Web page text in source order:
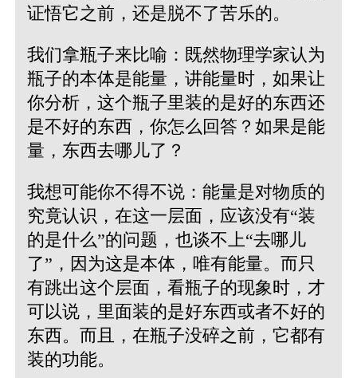
证悟它之前，还是脱不了苦乐的。
我们拿瓶子来比喻：既然物理学家认为
瓶子的本体是能量，讲能量时，如果让
你分析，这个瓶子里装的是好的东西还
是不好的东西，你怎么回答？如果是能
量，东西去哪儿了？
我想可能你不得不说：能量是对物质的
究竟认识，在这一层面，应该没有“装
的是什么”的问题，也谈不上“去哪儿
了”，因为这是本体，唯有能量。而只
有跳出这个层面，看瓶子的现象时，才
可以说，里面装的是好东西或者不好的
东西。而且，在瓶子没碎之前，它都有
装的功能。